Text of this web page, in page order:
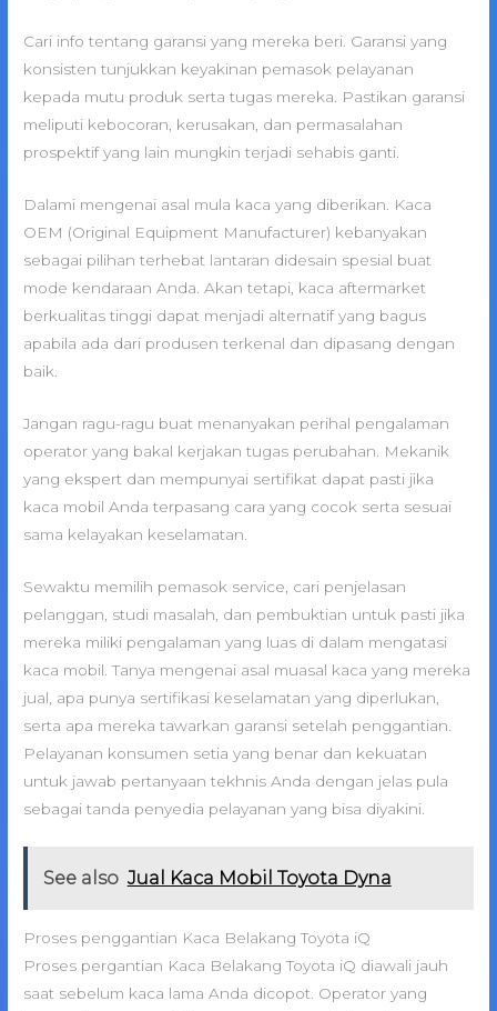
Cari info tentang garansi yang mereka beri. Garansi yang
konsisten tunjukkan keyakinan pemasok pelayanan
kepada mutu produk serta tugas mereka. Pastikan garansi
meliputi kebocoran, kerusakan, dan permasalahan
prospektif yang lain mungkin terjadi sehabis ganti.
Dalami mengenai asal mula kaca yang diberikan. Kaca
OEM (Original Equipment Manufacturer) kebanyakan
sebagai pilihan terhebat lantaran didesain spesial buat
mode kendaraan Anda. Akan tetapi, kaca aftermarket
berkualitas tinggi dapat menjadi alternatif yang bagus
apabila ada dari produsen terkenal dan dipasang dengan
baik.
Jangan ragu-ragu buat menanyakan perihal pengalaman
operator yang bakal kerjakan tugas perubahan. Mekanik
yang ekspert dan mempunyai sertifikat dapat pasti jika
kaca mobil Anda terpasang cara yang cocok serta sesuai
sama kelayakan keselamatan.
Sewaktu memilih pemasok service, cari penjelasan
pelanggan, studi masalah, dan pembuktian untuk pasti jika
mereka miliki pengalaman yang luas di dalam mengatasi
kaca mobil. Tanya mengenai asal muasal kaca yang mereka
jual, apa punya sertifikasi keselamatan yang diperlukan,
serta apa mereka tawarkan garansi setelah penggantian.
Pelayanan konsumen setia yang benar dan kekuatan
untuk jawab pertanyaan tekhnis Anda dengan jelas pula
sebagai tanda penyedia pelayanan yang bisa diyakini.
See also Jual Kaca Mobil Toyota Dyna
Proses penggantian Kaca Belakang Toyota iQ
Proses pergantian Kaca Belakang Toyota iQ diawali jauh
saat sebelum kaca lama Anda dicopot. Operator yang